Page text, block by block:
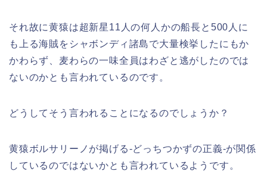
それ故に黄猿は超新星11人の何人かの船長と500人に
も上る海賊をシャボンディ諸島で大量検挙したにもか
かわらず、麦わらの一味全員はわざと逃がしたのでは
ないのかとも言われているのです。
どうしてそう言われることになるのでしょうか？
黄猿ボルサリーノが掲げる-どっちつかずの正義-が関係
しているのではないかとも言われているようです。